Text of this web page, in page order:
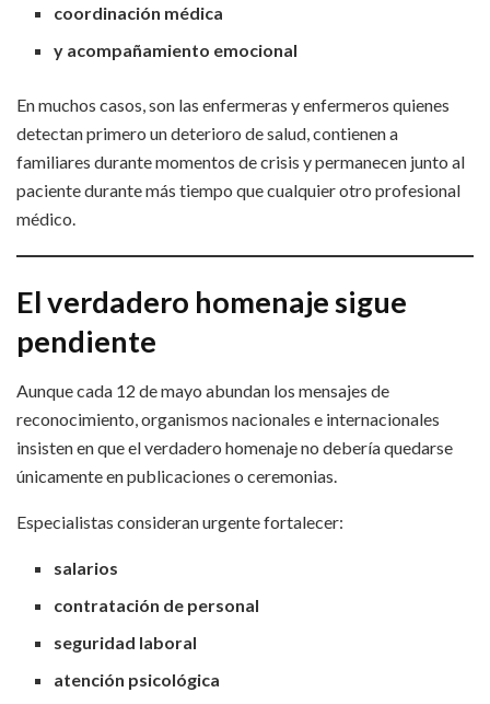
coordinación médica
y acompañamiento emocional
En muchos casos, son las enfermeras y enfermeros quienes
detectan primero un deterioro de salud, contienen a
familiares durante momentos de crisis y permanecen junto al
paciente durante más tiempo que cualquier otro profesional
médico.
El verdadero homenaje sigue
pendiente
Aunque cada 12 de mayo abundan los mensajes de
reconocimiento, organismos nacionales e internacionales
insisten en que el verdadero homenaje no debería quedarse
únicamente en publicaciones o ceremonias.
Especialistas consideran urgente fortalecer:
salarios
contratación de personal
seguridad laboral
atención psicológica